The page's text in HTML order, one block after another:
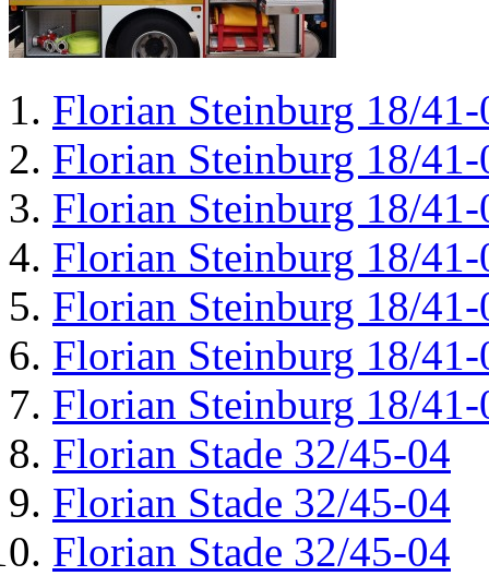
Florian Steinburg 18/41-
Florian Steinburg 18/41-
Florian Steinburg 18/41-
Florian Steinburg 18/41-
Florian Steinburg 18/41-
Florian Steinburg 18/41-
Florian Steinburg 18/41-
Florian Stade 32/45-04
Florian Stade 32/45-04
Florian Stade 32/45-04